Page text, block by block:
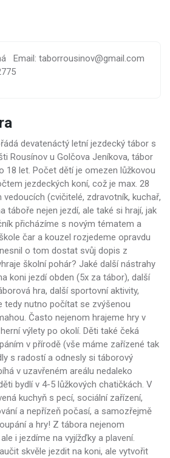
Email: taborrousinov@gmail.com
devatenáctý letní jezdecký tábor s
Rousínov u Golčova Jeníkova, tábor
18 let. Počet dětí je omezen lůžkovou
jezdeckých koní, což je max. 28
(cvičitelé, zdravotník, kuchař,
táboře nejen jezdí, ale také si hrají, jak
přicházíme s novým tématem a
čar a kouzel rozjedeme opravdu
o tom dostat svůj dopis z
školní pohár? Jaké další nástrahy
koni jezdí obden (5x za tábor), další
hra, další sportovní aktivity,
tedy nutno počítat se zvýšenou
Často nejenom hrajeme hry v
výlety po okolí. Děti také čeká
v přírodě (vše máme zařízené tak
s radostí a odnesly si táborový
v uzavřeném areálu nedaleko
bydlí v 4-5 lůžkových chatičkách. V
kuchyň s pecí, sociální zařízení,
a nepřízeň počasí, a samozřejmě
a hry! Z tábora nejenom
i jezdíme na vyjížďky a plavení.
skvěle jezdit na koni, ale vytvořit